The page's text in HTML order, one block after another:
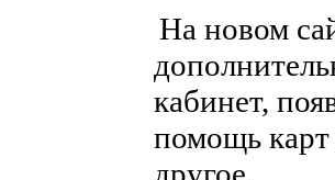
На новом
кабинет,
помощь карт